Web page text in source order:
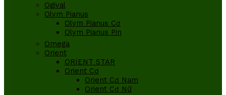
Ogival
Olym Pianus
Olym Pianus Cơ
Olym Pianus Pin
Omega
Orient
ORIENT STAR
Orient Cơ
Orient Cơ Nam
Orient Cơ Nữ